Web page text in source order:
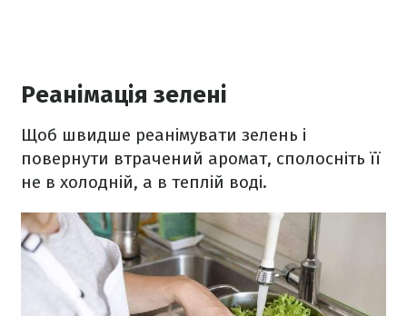
Реанімація зелені
Щоб швидше реанімувати зелень і
повернути втрачений аромат, сполосніть її
не в холодній, а в теплій воді.